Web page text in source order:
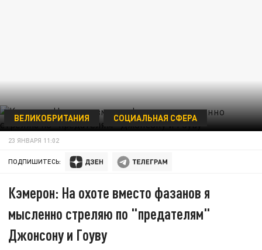
ВЕЛИКОБРИТАНИЯ СОЦИАЛЬНАЯ СФЕРА
23 ЯНВАРЯ 11:02
ПОДПИШИТЕСЬ:
Кэмерон: На охоте вместо фазанов я
мысленно стреляю по "предателям"
Джонсону и Гоуву